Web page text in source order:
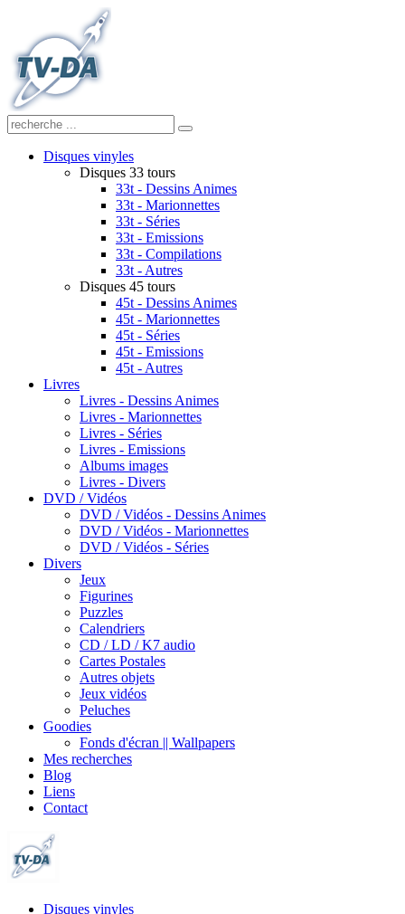
Disques vinyles
Disques 33 tours
33t - Dessins Animes
33t - Marionnettes
33t - Séries
33t - Emissions
33t - Compilations
33t - Autres
Disques 45 tours
45t - Dessins Animes
45t - Marionnettes
45t - Séries
45t - Emissions
45t - Autres
Livres
Livres - Dessins Animes
Livres - Marionnettes
Livres - Séries
Livres - Emissions
Albums images
Livres - Divers
DVD / Vidéos
DVD / Vidéos - Dessins Animes
DVD / Vidéos - Marionnettes
DVD / Vidéos - Séries
Divers
Jeux
Figurines
Puzzles
Calendriers
CD / LD / K7 audio
Cartes Postales
Autres objets
Jeux vidéos
Peluches
Goodies
Fonds d'écran || Wallpapers
Mes recherches
Blog
Liens
Contact
Disques vinyles